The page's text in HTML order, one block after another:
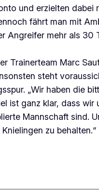
und erzielten
fährt man mit
Angreifer mehr als 30
Trainerteam Marc
steht
„Wir haben die
ist ganz klar, dass
Mannschaft sind.
zu behalten.“